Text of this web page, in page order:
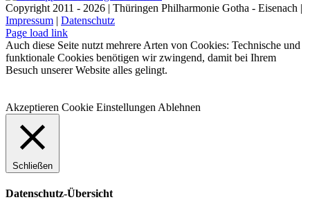
Copyright 2011 - 2026 | Thüringen Philharmonie Gotha - Eisenach |
Impressum | Datenschutz
Facebook
Instagram
WhatsApp
YouTube
E-
Mail
Telefon
Page load link
Auch diese Seite nutzt mehrere Arten von Cookies: Technische und
funktionale Cookies benötigen wir zwingend, damit bei Ihrem
Besuch unserer Website alles gelingt.
Akzeptieren Cookie Einstellungen Ablehnen
Schließen
Datenschutz-Übersicht